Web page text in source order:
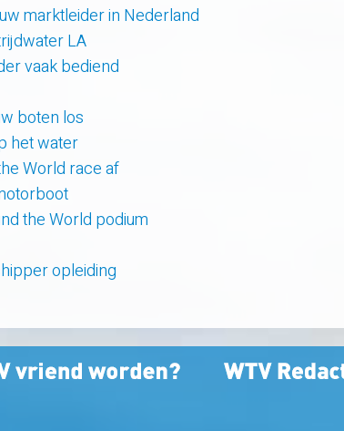
marktleider in Nederland
LA
vaak bediend
boten los
het water
World race af
the World podium
opleiding